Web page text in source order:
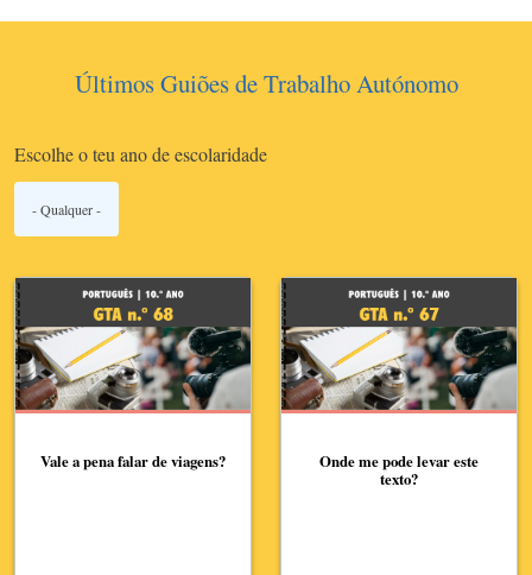
Últimos Guiões de Trabalho Autónomo
Escolhe o teu ano de escolaridade
Vale a pena falar de viagens?
Onde me pode levar este
texto?